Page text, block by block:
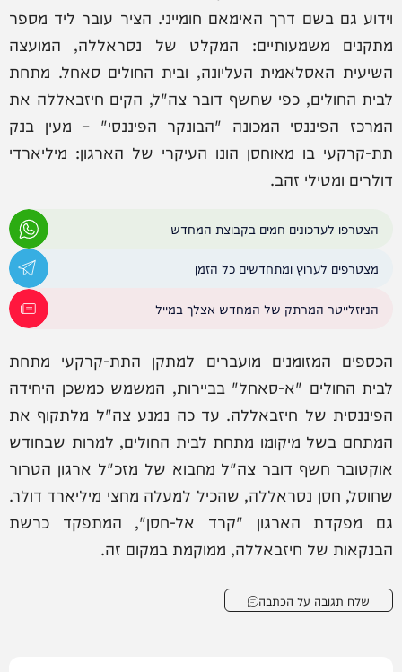
וידוע גם בשם דרך האימאם חומייני. הציר עובר ליד מספר
מתקנים משמעותיים: המקלט של נסראללה, המועצה
השיעית האסלאמית העליונה, ובית החולים סאחל. מתחת
לבית החולים, כפי שחשף דובר צה"ל, הקים חיזבאללה את
המרכז הפיננסי המכונה "הבונקר הפיננסי" – מעין בנק
תת-קרקעי בו מאוחסן הונו העיקרי של הארגון: מיליארדי
דולרים ומטילי זהב.
הצטרפו לעדכונים חמים בקבוצת המחדש
מצטרפים לערוץ ומתחדשים כל הזמן
הניוזלייטר המרתק של המחדש אצלך במייל
הכספים המזומנים מועברים למתקן התת-קרקעי מתחת
לבית החולים "א-סאחל" בביירות, המשמש כמשכן היחידה
הפיננסית של חיזבאללה. עד כה נמנע צה"ל מלתקוף את
המתחם בשל מיקומו מתחת לבית החולים, למרות שבחודש
אוקטובר חשף דובר צה"ל מחבוא של מזכ"ל ארגון הטרור
שחוסל, חסן נסראללה, שהכיל למעלה מחצי מיליארד דולר.
גם מפקדת הארגון "קרד אל-חסן", המתפקד כרשת
הבנקאות של חיזבאללה, ממוקמת במקום זה.
שלח תגובה על הכתבה